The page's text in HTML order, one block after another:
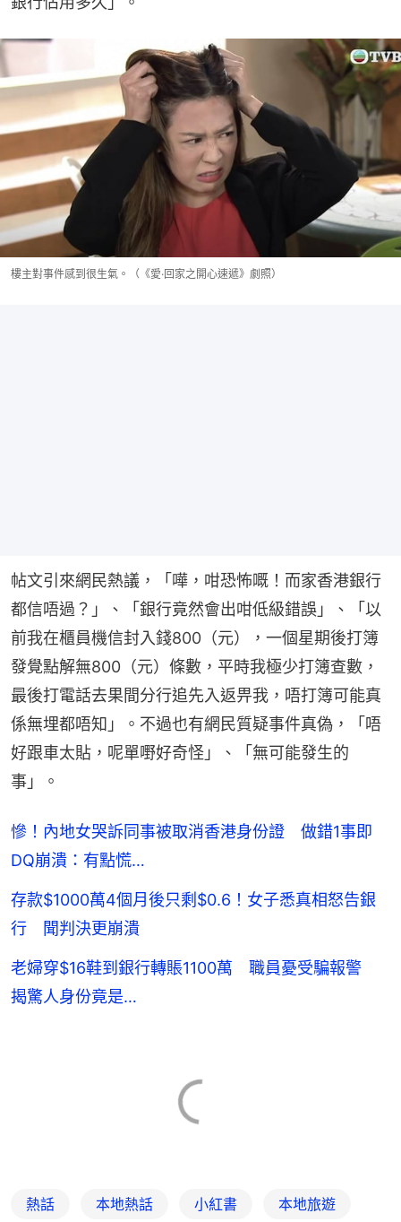
樓主對事件感到很生氣。（《愛·回家之開心速遞》劇照）
帖文引來網民熱議，「嘩，咁恐怖嘅！而家香港銀行
都信唔過？」、「銀行竟然會出咁低級錯誤」、「以
前我在櫃員機信封入錢800（元），一個星期後打簿
發覺點解無800（元）條數，平時我極少打簿查數，
最後打電話去果間分行追先入返畀我，唔打簿可能真
係無埋都唔知」。不過也有網民質疑事件真偽，「唔
好跟車太貼，呢單嘢好奇怪」、「無可能發生的
事」。
慘！內地女哭訴同事被取消香港身份證 做錯1事即
DQ崩潰：有點慌…
存款$1000萬4個月後只剩$0.6！女子悉真相怒告銀
行 聞判決更崩潰
老婦穿$16鞋到銀行轉賬1100萬 職員憂受騙報警
揭驚人身份竟是…
熱話 本地熱話 小紅書 本地旅遊